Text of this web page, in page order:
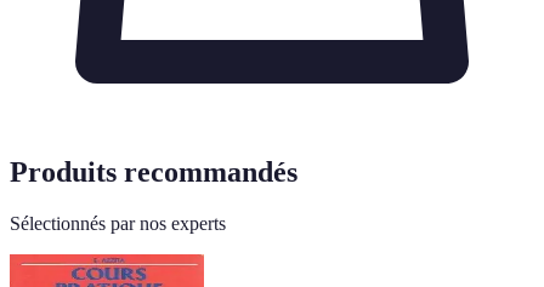
Produits recommandés
Sélectionnés par nos experts